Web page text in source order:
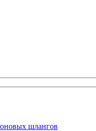
шлангов